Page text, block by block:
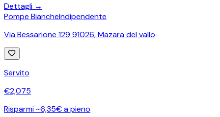
Dettagli →
Pompe BiancheIndipendente
Via Bessarione 129 91026,Mazara del vallo
Servito
€2,075
Risparmi ~6,35€ a pieno